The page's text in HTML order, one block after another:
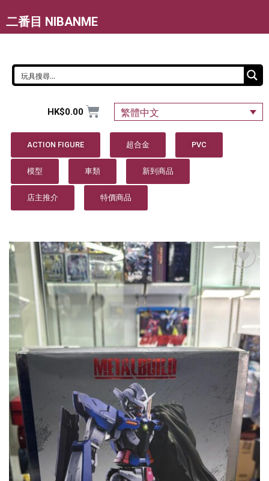
二番目 NIBANME
HK$0.00 繁體中文
ACTION FIGURE 超合金 PVC
模型 車類 新到商品
店主推介 特價商品